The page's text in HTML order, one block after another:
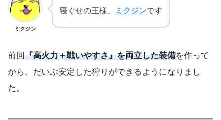
ミクジン
寝ぐせの王様、 ミクジンです
前回『高火力＋戦いやすさ』を両立した装備を作って
から、だいぶ安定した狩りができるようになりまし
た。